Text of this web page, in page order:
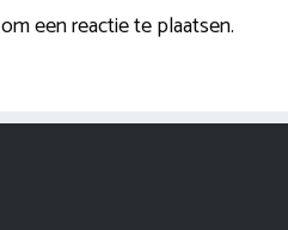
om een reactie te plaatsen.